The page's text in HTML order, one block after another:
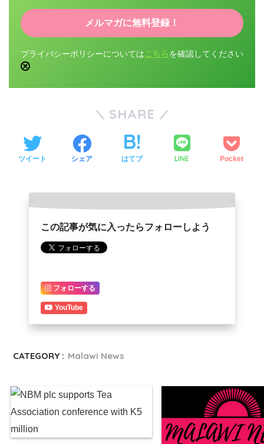
プライバシーポリシーについては こちら を確認してください
SHARE
ツイート シェア はてブ LINE Pocket
この記事が気に入ったらフォローしよう
フォローする
YouTube
CATEGORY : Malawi News